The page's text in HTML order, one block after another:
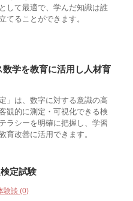
して最適で、学んだ知識は誰
てることができます。
数学を教育に活用し人材育
」は、数字に対する意識の高
観的に測定・可視化できる検
ラシーを明確に把握し、学習
育改善に活用できます。
定試験
験談 (0)